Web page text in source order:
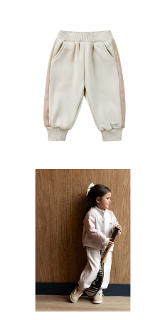
Lancelot
Kids